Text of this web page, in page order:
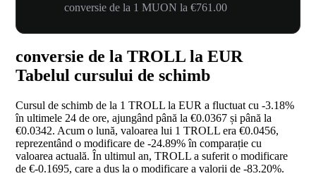
conversie de la 1 MUON la €761.00
conversie de la TROLL la EUR
Tabelul cursului de schimb
Cursul de schimb de la 1 TROLL la EUR a fluctuat cu -3.18%
în ultimele 24 de ore, ajungând până la €0.0367 și până la
€0.0342. Acum o lună, valoarea lui 1 TROLL era €0.0456,
reprezentând o modificare de -24.89%în comparație cu
valoarea actuală. În ultimul an, TROLL a suferit o modificare
de €-0.1695, care a dus la o modificare a valorii de -83.20%.